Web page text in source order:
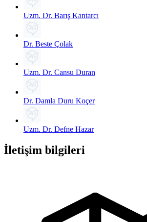
Uzm. Dr. Barış Kantarcı
Dr. Beste Çolak
Uzm. Dr. Cansu Duran
Dr. Damla Duru Koçer
Uzm. Dr. Defne Hazar
İletişim bilgileri